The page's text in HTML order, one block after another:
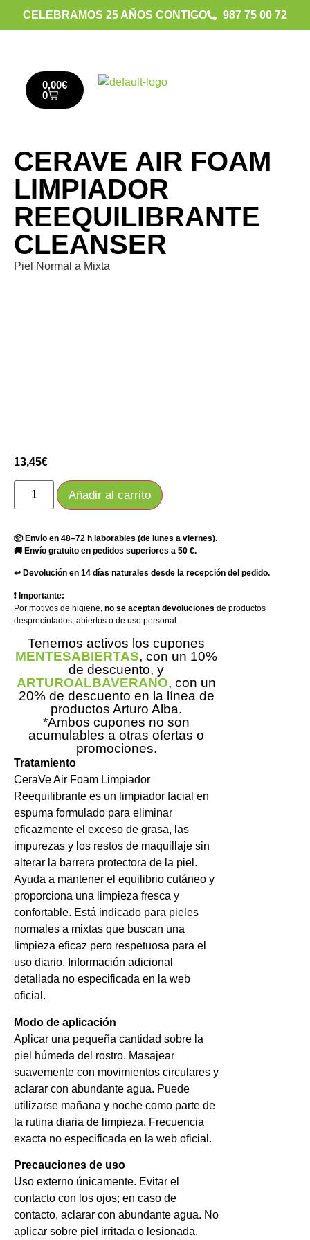
CELEBRAMOS 25 AÑOS CONTIGO 987 75 00 72
0,00€
0
CERAVE AIR FOAM
LIMPIADOR
REEQUILIBRANTE
CLEANSER
Piel Normal a Mixta
13,45€
Añadir al carrito
📦 Envío en 48–72 h laborables (de lunes a viernes).
🚚 Envío gratuito en pedidos superiores a 50 €.
↩️ Devolución en 14 días naturales desde la recepción del pedido.
❗ Importante:
Por motivos de higiene, no se aceptan devoluciones de productos
desprecintados, abiertos o de uso personal.
Tenemos activos los cupones
MENTESABIERTAS, con un 10%
de descuento, y
ARTUROALBAVERANO, con un
20% de descuento en la línea de
productos Arturo Alba.
*Ambos cupones no son
acumulables a otras ofertas o
promociones.
Tratamiento
CeraVe Air Foam Limpiador
Reequilibrante es un limpiador facial en
espuma formulado para eliminar
eficazmente el exceso de grasa, las
impurezas y los restos de maquillaje sin
alterar la barrera protectora de la piel.
Ayuda a mantener el equilibrio cutáneo y
proporciona una limpieza fresca y
confortable. Está indicado para pieles
normales a mixtas que buscan una
limpieza eficaz pero respetuosa para el
uso diario. Información adicional
detallada no especificada en la web
oficial.
Modo de aplicación
Aplicar una pequeña cantidad sobre la
piel húmeda del rostro. Masajear
suavemente con movimientos circulares y
aclarar con abundante agua. Puede
utilizarse mañana y noche como parte de
la rutina diaria de limpieza. Frecuencia
exacta no especificada en la web oficial.
Precauciones de uso
Uso externo únicamente. Evitar el
contacto con los ojos; en caso de
contacto, aclarar con abundante agua. No
aplicar sobre piel irritada o lesionada.